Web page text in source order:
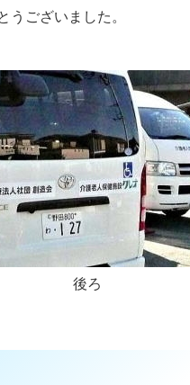
ございました。
後ろ